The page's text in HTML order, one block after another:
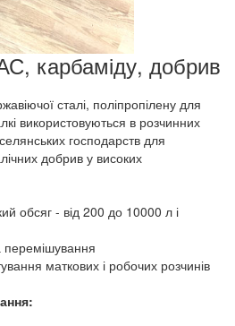
карбаміду, добрив
сталі, поліпропілену для
використовуються в розчинних
господарств для
добрив у високих
обсяг - від 200 до 10000 л і
перемішування
маткових і робочих розчинів